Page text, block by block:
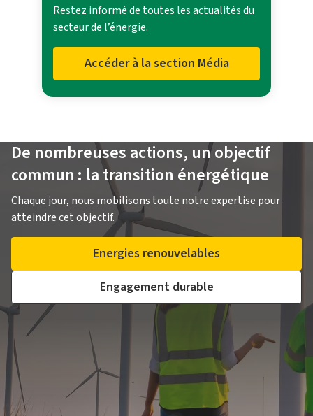
Restez informé de toutes les actualités du
secteur de l’énergie.
Accéder à la section Média
De nombreuses actions, un objectif
commun : la transition énergétique
Chaque jour, nous mobilisons toute notre expertise pour
atteindre cet objectif.
Energies renouvelables
Engagement durable